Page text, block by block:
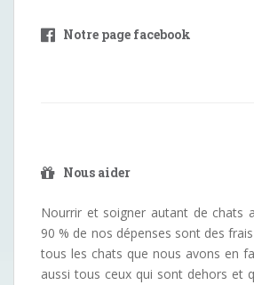
Notre page facebook
Nous aider
Nourrir et soigner autant de chats
90 % de nos dépenses sont des
tous les chats que nous avons en
aussi tous ceux qui sont dehors et